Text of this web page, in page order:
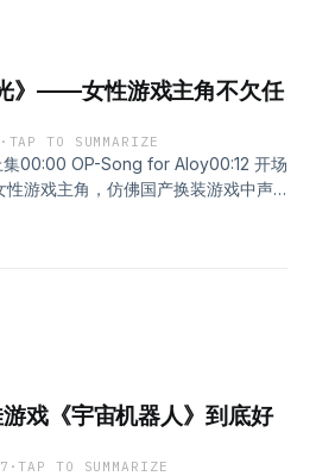
？43:08 除了埃洛伊之外，本作对于
怎么连AI也是女的？”论盖亚形象的
款完美的女性视角作品吗？我们应
在小宇宙查看该单集文稿
》——女性游戏主角不欠任
· TAP TO SUMMARIZE
00:00 OP-Song for Aloy00:12 开场
性游戏主角，仿佛国产换装游戏中声
身材的限制滑块·传统女主角之
-精灵少女·传统女主角之三-校园恋
的设计逻辑18:41 Aloy是一个怎样
之曙光》故事背景及剧情介绍（本部
主角的双轨叙事，呈现了男权社会
作为女玩家，游玩以女性为主角的
时感受的差异47:32 过往单女性主角
所展现的“软弱”和“回避”50:08 ED-
在小宇宙查看该单集文稿
戏《宇宙机器人》到底好
·TAP TO SUMMARIZE